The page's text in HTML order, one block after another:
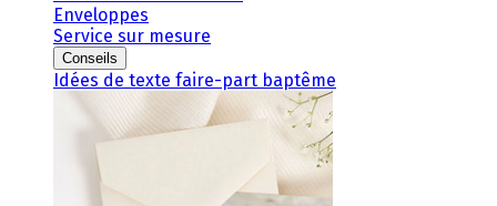
Enveloppes
Service sur mesure
Conseils
Idées de texte faire-part baptême